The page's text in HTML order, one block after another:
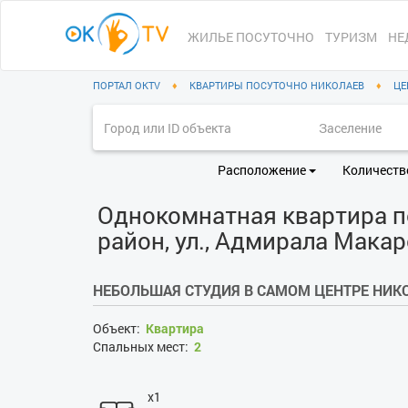
ЖИЛЬЕ ПОСУТОЧНО ТУРИЗМ
ПОРТАЛ OKTV ♦ КВАРТИРЫ ПОСУТОЧНО НИКОЛАЕВ ♦
Расположение
Однокомнатная квартира
район, ул., Адмирала
НЕБОЛЬШАЯ СТУДИЯ В САМОМ ЦЕНТРЕ
Объект: Квартира
Спальных мест: 2
x1